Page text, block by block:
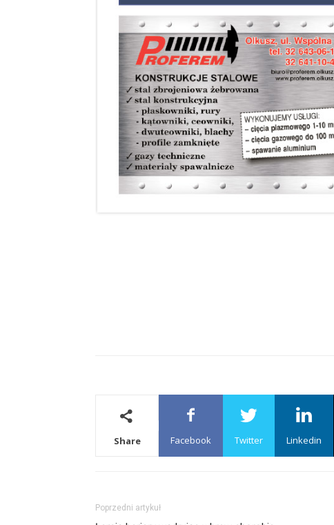
Share Facebook Twitter Linkedin
Poprzedni artykuł